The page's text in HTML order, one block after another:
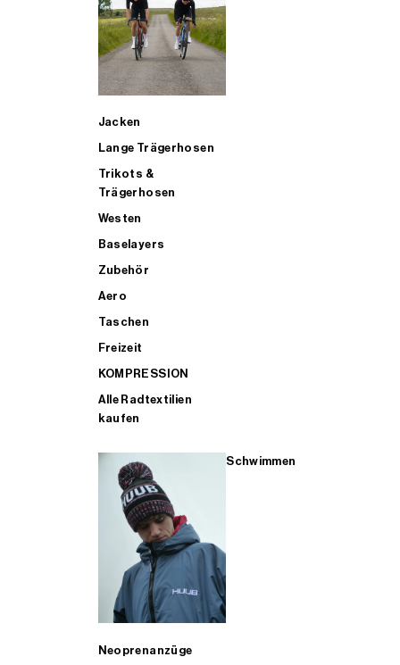
Jacken
Lange Trägerhosen
Trikots &
Trägerhosen
Westen
Baselayers
Zubehör
Aero
Taschen
Freizeit
KOMPRESSION
Alle Radtextilien
kaufen
Schwimmen
Neoprenanzüge
ALLE TRIATHLONARTIKEL FÜR MÄNNER KAUFEN